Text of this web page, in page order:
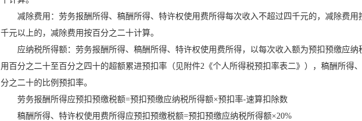
减除费用：劳务报酬所得、稿酬所得、特许权使用费所得每次收入不超过四千元的，减除费用
千元以上的，减除费用按百分之二十计算。
应纳税所得额：劳务报酬所得、稿酬所得、特许权使用费所得，以每次收入额为预扣预缴应纳
用百分之二十至百分之四十的超额累进预扣率（见附件2《个人所得税预扣率表二》），稿酬所得
分之二十的比例预扣率。
劳务报酬所得应预扣预缴税额=预扣预缴应纳税所得额×预扣率-速算扣除数
稿酬所得、特许权使用费所得应预扣预缴税额=预扣预缴应纳税所得额×20%